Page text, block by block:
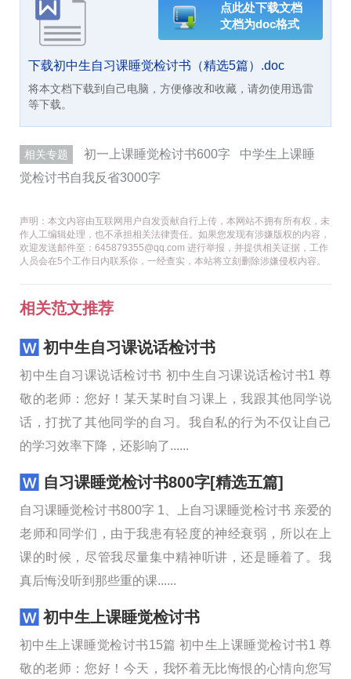
下载初中生自习课睡觉检讨书（精选5篇）.doc
将本文档下载到自己电脑，方便修改和收藏，请勿使用迅雷
等下载。
点此处下载文档
文档为doc格式
相关专题 初一上课睡觉检讨书600字
中学生上课睡
觉检讨书自我反省3000字
声明：本文内容由互联网用户自发贡献自行上传，本网站不拥有所有权，未
作人工编辑处理，也不承担相关法律责任。如果您发现有涉嫌版权的内容，
欢迎发送邮件至：645879355@qq.com 进行举报，并提供相关证据，工作
人员会在5个工作日内联系你，一经查实，本站将立刻删除涉嫌侵权内容。
相关范文推荐
初中生自习课说话检讨书
初中生自习课说话检讨书 初中生自习课说话检讨书1 尊
敬的老师：您好！某天某时自习课上，我跟其他同学说
话，打扰了其他同学的自习。我自私的行为不仅让自己
的学习效率下降，还影响了......
自习课睡觉检讨书800字[精选五篇]
自习课睡觉检讨书800字 1、上自习课睡觉检讨书 亲爱的
老师和同学们，由于我患有轻度的神经衰弱，所以在上
课的时候，尽管我尽量集中精神听讲，还是睡着了。我
真后悔没听到那些重的课......
初中生上课睡觉检讨书
初中生上课睡觉检讨书15篇 初中生上课睡觉检讨书1 尊
敬的老师：您好！今天，我怀着无比悔恨的心情向您写